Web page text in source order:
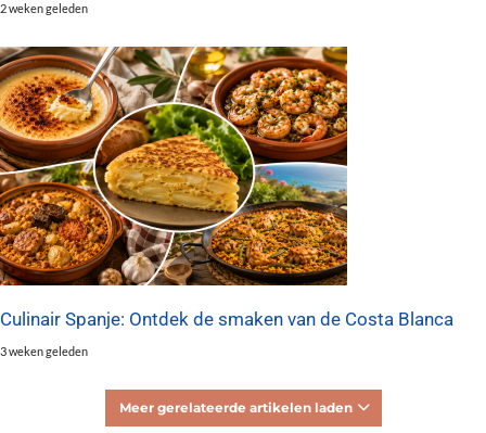
2 weken geleden
Culinair Spanje: Ontdek de smaken van de Costa Blanca
3 weken geleden
Meer gerelateerde artikelen laden